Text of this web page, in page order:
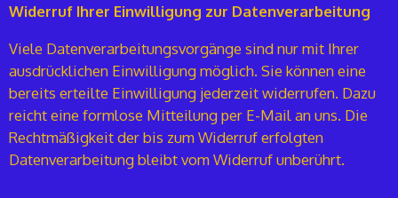
Widerruf Ihrer Einwilligung zur Datenverarbeitung
Viele Datenverarbeitungsvorgänge sind nur mit Ihrer
ausdrücklichen Einwilligung möglich. Sie können eine
bereits erteilte Einwilligung jederzeit widerrufen. Dazu
reicht eine formlose Mitteilung per E-Mail an uns. Die
Rechtmäßigkeit der bis zum Widerruf erfolgten
Datenverarbeitung bleibt vom Widerruf unberührt.